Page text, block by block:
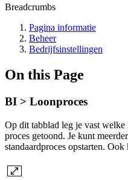
Breadcrumbs
Pagina informatie
Beheer
Bedrijfsinstellingen
On this Page
BI > Loonproces
Op dit tabblad leg je vast welke
proces getoond. Je kunt
standaardproces opstarten.